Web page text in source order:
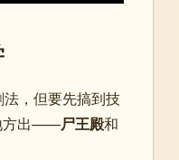
，但要先搞到技
方出——尸王殿和